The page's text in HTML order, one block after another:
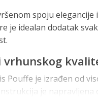
spoju elegancije
je idealan dodatak
vrhunskog
Pouffe je izrađen od
je